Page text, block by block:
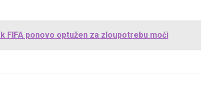
FIFA ponovo optužen za zloupotrebu moći